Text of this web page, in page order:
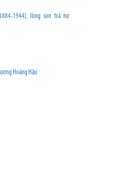
1944), lòng son trả nợ
Hoàng Hậu